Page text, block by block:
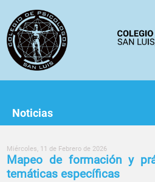
Noticias
Miércoles, 11 de Febrero de 2026
Mapeo de formación y
temáticas específicas